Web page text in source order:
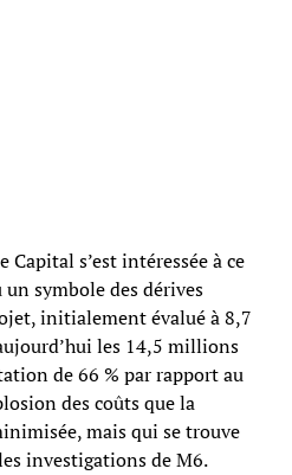
Capital s’est intéressée à ce
symbole des dérives
initialement évalué à 8,7
les 14,5 millions
de 66 % par rapport au
des coûts que la
mais qui se trouve
investigations de M6.